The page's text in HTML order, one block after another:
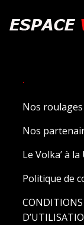
.
Nos roulages
Nos
Le Volka’ à la
Politique de
CONDITIONS